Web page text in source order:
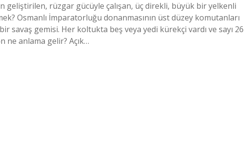
geliştirilen, rüzgar gücüyle çalışan, üç direkli, büyük bir yelkenli
Osmanlı İmparatorluğu donanmasının üst düzey komutanları
savaş gemisi. Her koltukta beş veya yedi kürekçi vardı ve sayı 26
ne anlama gelir? Açık…